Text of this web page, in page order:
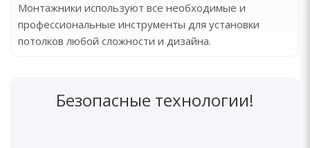
Монтажники используют все необходимые и
профессиональные инструменты для установки
потолков любой сложности и дизайна.
Безопасные технологии!